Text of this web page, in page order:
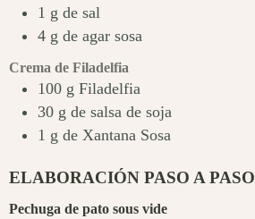
1 g de sal
4 g de agar sosa
Crema de Filadelfia
100 g Filadelfia
30 g de salsa de soja
1 g de Xantana Sosa
ELABORACIÓN PASO A PASO
Pechuga de pato sous vide